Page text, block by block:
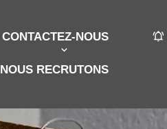
CONTACTEZ-NOUS
NOUS RECRUTONS